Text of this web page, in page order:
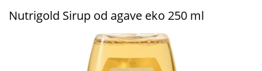
Nutrigold Sirup od agave eko 250 ml